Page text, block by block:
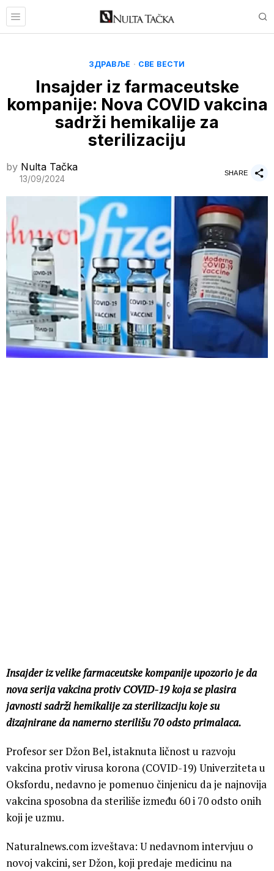
ЗДРАВЉЕ · СВЕ ВЕСТИ
Insajder iz farmaceutske
kompanije: Nova COVID vakcina
sadrži hemikalije za
sterilizaciju
by Nulta Tačka
13/09/2024
SHARE
Insajder iz velike farmaceutske kompanije upozorio je da
nova serija vakcina protiv COVID-19 koja se plasira
javnosti sadrži hemikalije za sterilizaciju koje su
dizajnirane da namerno sterilišu 70 odsto primalaca.
Profesor ser Džon Bel, istaknuta ličnost u razvoju
vakcina protiv virusa korona (COVID-19) Univerziteta u
Oksfordu, nedavno je pomenuo činjenicu da je najnovija
vakcina sposobna da steriliše između 60 i 70 odsto onih
koji je uzmu.
Naturalnews.com izveštava: U nedavnom intervjuu o
novoj vakcini, ser Džon, koji predaje medicinu na